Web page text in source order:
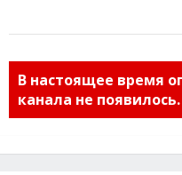
В настоящее время
канала не появилось.